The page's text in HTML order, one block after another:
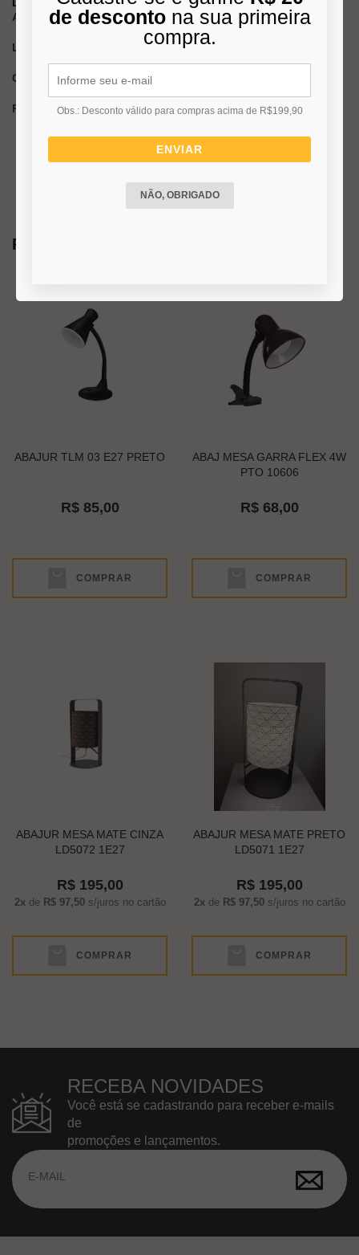
Altura: 16 cm
Largura:
Comprimento:40 cm
Peso Bruto: 1,10 kg
Produtos Relacionados
ABAJUR TLM 03 E27 PRETO
R$ 85,00
COMPRAR
ABAJ MESA GARRA FLEX 4W
PTO 10606
R$ 68,00
COMPRAR
ABAJUR MESA MATE CINZA
LD5072 1E27
R$ 195,00
2xde R$ 97,50s/juros no cartão
COMPRAR
ABAJUR MESA MATE PRETO
LD5071 1E27
R$ 195,00
2xde R$ 97,50s/juros no cartão
COMPRAR
RECEBA NOVIDADES
Você está se cadastrando para receber e-mails
de
promoções e lançamentos.
de descontona sua primeira
compra.
Obs.: Desconto válido para compras acima de R$199,90
ENVIAR
NÃO, OBRIGADO